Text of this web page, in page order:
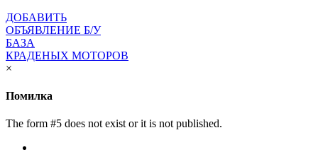
ДОБАВИТЬ
ОБЪЯВЛЕНИЕ Б/У
БАЗА
КРАДЕНЫХ МОТОРОВ
×
Помилка
The form #5 does not exist or it is not published.